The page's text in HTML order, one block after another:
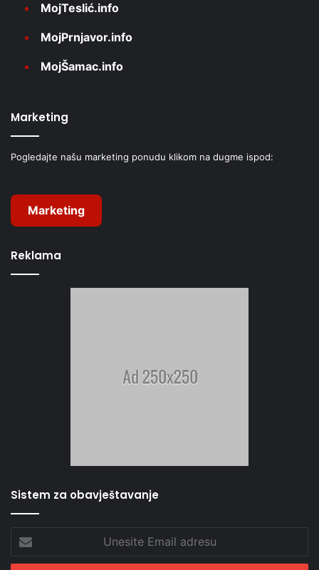
MojTeslić.info
MojPrnjavor.info
MojŠamac.info
Marketing
Pogledajte našu marketing ponudu klikom na dugme ispod:
Marketing
Reklama
Sistem za obavještavanje
Unesite
Email
adresu